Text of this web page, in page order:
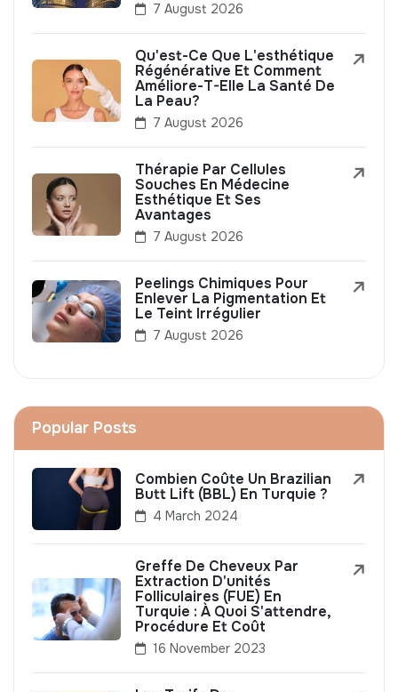
7 August 2026
Qu'est-Ce Que L'esthétique
Régénérative Et Comment
Améliore-T-Elle La Santé De
La Peau?
7 August 2026
Thérapie Par Cellules
Souches En Médecine
Esthétique Et Ses
Avantages
7 August 2026
Peelings Chimiques Pour
Enlever La Pigmentation Et
Le Teint Irrégulier
7 August 2026
Popular Posts
Combien Coûte Un Brazilian
Butt Lift (BBL) En Turquie ?
4 March 2024
Greffe De Cheveux Par
Extraction D'unités
Folliculaires (FUE) En
Turquie : À Quoi S'attendre,
Procédure Et Coût
16 November 2023